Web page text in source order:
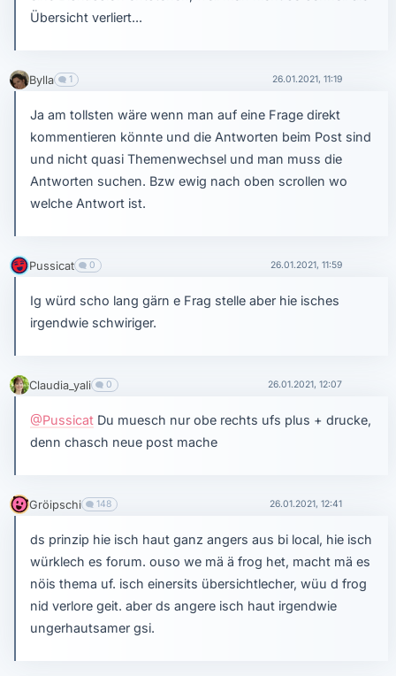
Übersicht verliert...
Bylla 1 26.01.2021, 11:19
Ja am tollsten wäre wenn man auf eine Frage direkt
kommentieren könnte und die Antworten beim Post sind
und nicht quasi Themenwechsel und man muss die
Antworten suchen. Bzw ewig nach oben scrollen wo
welche Antwort ist.
Pussicat 0 26.01.2021, 11:59
Ig würd scho lang gärn e Frag stelle aber hie isches
irgendwie schwiriger.
Claudia_yali 0 26.01.2021, 12:07
@Pussicat Du muesch nur obe rechts ufs plus + drucke,
denn chasch neue post mache
Gröipschi 148 26.01.2021, 12:41
ds prinzip hie isch haut ganz angers aus bi local, hie isch
würklech es forum. ouso we mä ä frog het, macht mä es
nöis thema uf. isch einersits übersichtlecher, wüu d frog
nid verlore geit. aber ds angere isch haut irgendwie
ungerhautsamer gsi.